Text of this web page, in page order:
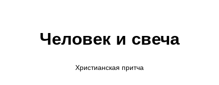
Человек и свеча
Христианская притча